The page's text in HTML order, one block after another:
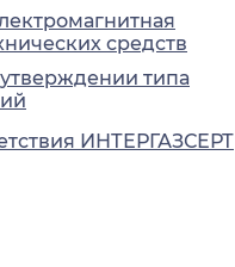
средств
типа
ИНТЕРГАЗСЕРТ